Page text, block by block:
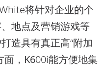
将针对企业的个
地点及营销游戏等
造具有真正高“附加
， K600i能方便地集